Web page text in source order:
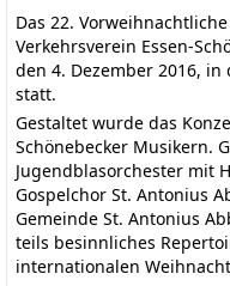
Das 22.
Verkehrsverein Essen-
den 4. Dezember 2016,
statt.
Gestaltet wurde das
Schönebecker Musikern.
Jugendblasorchester mit
Gospelchor St. Antonius
Gemeinde St. Antonius
teils besinnliches
internationalen